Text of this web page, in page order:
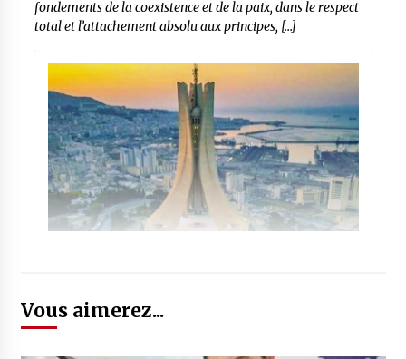
fondements de la coexistence et de la paix, dans le respect
total et l’attachement absolu aux principes, […]
Vous aimerez...